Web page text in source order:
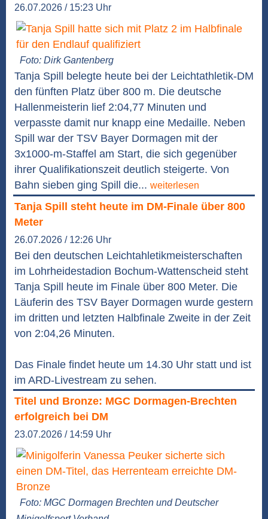
26.07.2026 / 15:23 Uhr
Foto: Dirk Gantenberg
Tanja Spill belegte heute bei der Leichtathletik-DM
den fünften Platz über 800 m. Die deutsche
Hallenmeisterin lief 2:04,77 Minuten und
verpasste damit nur knapp eine Medaille. Neben
Spill war der TSV Bayer Dormagen mit der
3x1000-m-Staffel am Start, die sich gegenüber
ihrer Qualifikationszeit deutlich steigerte. Von
Bahn sieben ging Spill die... weiterlesen
Tanja Spill steht heute im DM-Finale über 800
Meter
26.07.2026 / 12:26 Uhr
Bei den deutschen Leichtahletikmeisterschaften
im Lohrheidestadion Bochum-Wattenscheid steht
Tanja Spill heute im Finale über 800 Meter. Die
Läuferin des TSV Bayer Dormagen wurde gestern
im dritten und letzten Halbfinale Zweite in der Zeit
von 2:04,26 Minuten.
Das Finale findet heute um 14.30 Uhr statt und ist
im ARD-Livestream zu sehen.
Titel und Bronze: MGC Dormagen-Brechten
erfolgreich bei DM
23.07.2026 / 14:59 Uhr
Foto: MGC Dormagen Brechten und Deutscher